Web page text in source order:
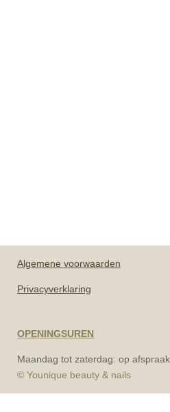
Algemene voorwaarden
Privacyverklaring
OPENINGSUREN
Maandag tot zaterdag: op afspraak
© Younique beauty & nails